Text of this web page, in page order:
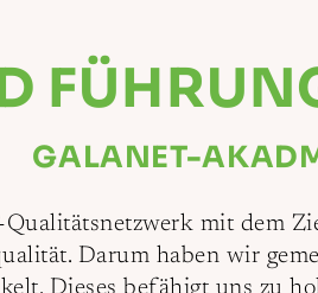
GALANET-
mit dem
Darum haben wir
Dieses befähigt uns zu